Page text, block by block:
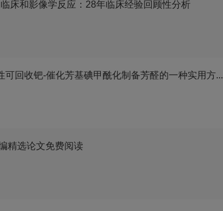
床和影像学反应：28年临床经验回顾性分析
可回收钯-催化芳基碘甲酰化制备芳醛的一种实用方...
精选论文免费阅读